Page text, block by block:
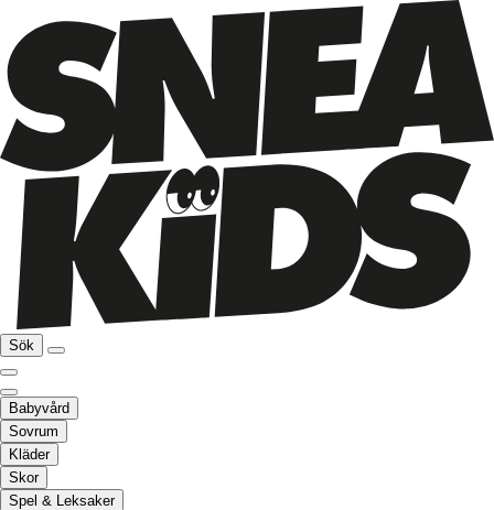
Sök
Babyvård
Sovrum
Kläder
Skor
Spel & Leksaker